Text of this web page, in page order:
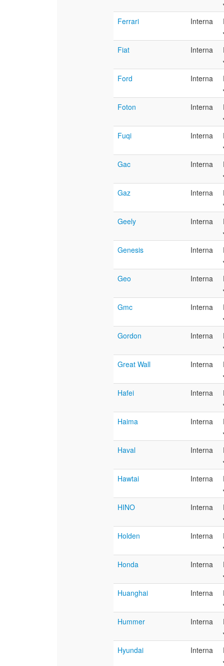
Ferrari
Interna
Fiat
Interna
Ford
Interna
Foton
Interna
Fuqi
Interna
Gac
Interna
Gaz
Interna
Geely
Interna
Genesis
Interna
Geo
Interna
Gmc
Interna
Gordon
Interna
Great Wall
Interna
Hafei
Interna
Haima
Interna
Haval
Interna
Hawtai
Interna
HINO
Interna
Holden
Interna
Honda
Interna
Huanghai
Interna
Hummer
Interna
Hyundai
Interna